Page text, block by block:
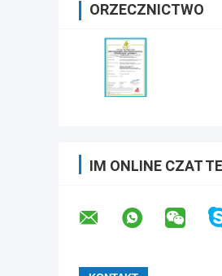
ORZECZNICTWO
IM ONLINE CZAT